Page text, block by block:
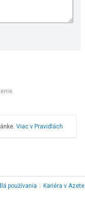
Viac v Pravidlách
používania Kariéra v Azete